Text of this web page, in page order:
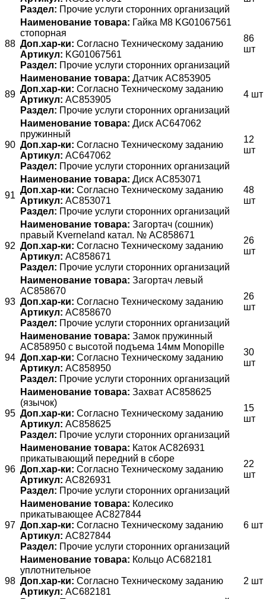
Раздел: Прочие услуги сторонних организаций
88
Наименование товара: Гайка М8 KG01067561
стопорная
Доп.хар-ки: Согласно Техническому заданию
Артикул: KG01067561
Раздел: Прочие услуги сторонних организаций
86
шт
89
Наименование товара: Датчик АС853905
Доп.хар-ки: Согласно Техническому заданию
Артикул: АС853905
Раздел: Прочие услуги сторонних организаций
4 шт
90
Наименование товара: Диск AC647062
пружинный
Доп.хар-ки: Согласно Техническому заданию
Артикул: AC647062
Раздел: Прочие услуги сторонних организаций
12
шт
91
Наименование товара: Диск AC853071
Доп.хар-ки: Согласно Техническому заданию
Артикул: AC853071
Раздел: Прочие услуги сторонних организаций
48
шт
92
Наименование товара: Загортач (сошник)
правый Kverneland катал. № AC858671
Доп.хар-ки: Согласно Техническому заданию
Артикул: AC858671
Раздел: Прочие услуги сторонних организаций
26
шт
93
Наименование товара: Загортач левый
AC858670
Доп.хар-ки: Согласно Техническому заданию
Артикул: AC858670
Раздел: Прочие услуги сторонних организаций
26
шт
94
Наименование товара: Замок пружинный
AC858950 с высотой подъема 14мм Monopille
Доп.хар-ки: Согласно Техническому заданию
Артикул: AC858950
Раздел: Прочие услуги сторонних организаций
30
шт
95
Наименование товара: Захват АС858625
(язычок)
Доп.хар-ки: Согласно Техническому заданию
Артикул: АС858625
Раздел: Прочие услуги сторонних организаций
15
шт
96
Наименование товара: Каток AC826931
прикатывающий передний в сборе
Доп.хар-ки: Согласно Техническому заданию
Артикул: AC826931
Раздел: Прочие услуги сторонних организаций
22
шт
97
Наименование товара: Колесико
прикатывающее AC827844
Доп.хар-ки: Согласно Техническому заданию
Артикул: AC827844
Раздел: Прочие услуги сторонних организаций
6 шт
98
Наименование товара: Кольцо AC682181
уплотнительное
Доп.хар-ки: Согласно Техническому заданию
Артикул: AC682181
2 шт